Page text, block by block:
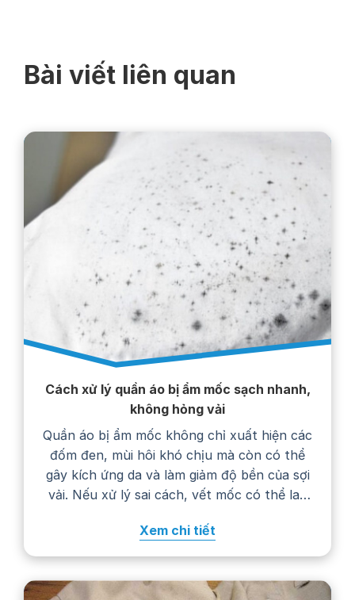
Bài viết liên quan
Cách xử lý quần áo bị ẩm mốc sạch nhanh,
không hỏng vải
Quần áo bị ẩm mốc không chỉ xuất hiện các
đốm đen, mùi hôi khó chịu mà còn có thể
gây kích ứng da và làm giảm độ bền của sợi
vải. Nếu xử lý sai cách, vết mốc có thể lan
nhanh hư hỏng. Trong bài viết…
Xem chi tiết